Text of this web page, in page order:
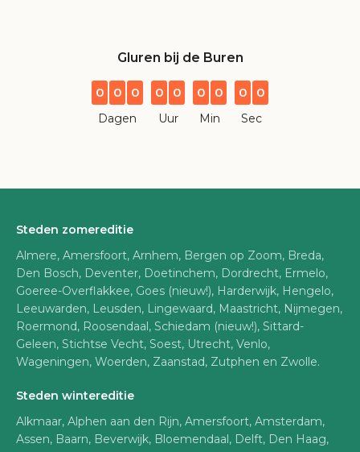
Gluren bij de Buren
0 0 0
Dagen
0 0
Uur
0 0
Min
0 0
Sec
Steden zomereditie
Almere, Amersfoort, Arnhem, Bergen op Zoom, Breda,
Den Bosch, Deventer, Doetinchem, Dordrecht, Ermelo,
Goeree-Overflakkee, Goes (nieuw!), Harderwijk, Hengelo,
Leeuwarden, Leusden, Lingewaard, Maastricht, Nijmegen,
Roermond, Roosendaal, Schiedam (nieuw!), Sittard-
Geleen, Stichtse Vecht, Soest, Utrecht, Venlo,
Wageningen, Woerden, Zaanstad, Zutphen en Zwolle.
Steden wintereditie
Alkmaar, Alphen aan den Rijn, Amersfoort, Amsterdam,
Assen, Baarn, Beverwijk, Bloemendaal, Delft, Den Haag,